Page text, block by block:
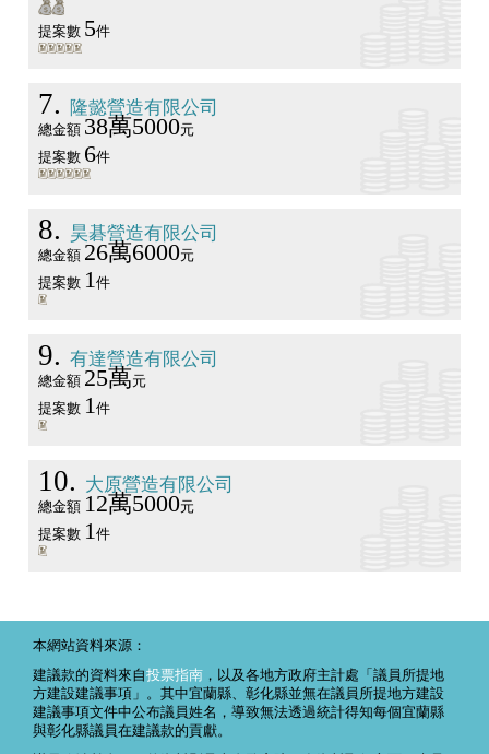
提案數 5件
7 隆懿營造有限公司
總金額 38萬5000元
提案數 6件
8 昊碁營造有限公司
總金額 26萬6000元
提案數 1件
9 有達營造有限公司
總金額 25萬元
提案數 1件
10 大原營造有限公司
總金額 12萬5000元
提案數 1件
本網站資料來源：
建議款的資料來自投票指南 ，以及各地方政府主計處「議員所提地
方建設建議事項」。其中宜蘭縣、彰化縣並無在議員所提地方建設
建議事項文件中公布議員姓名，導致無法透過統計得知每個宜蘭縣
與彰化縣議員在建議款的貢獻。